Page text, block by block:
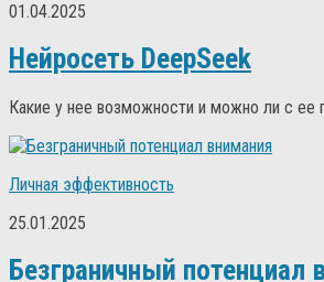
01.04.2025
Нейросеть DeepSeek
Какие у нее возможности и можно ли с ее
Личная эффективность
25.01.2025
Безграничный потенциал